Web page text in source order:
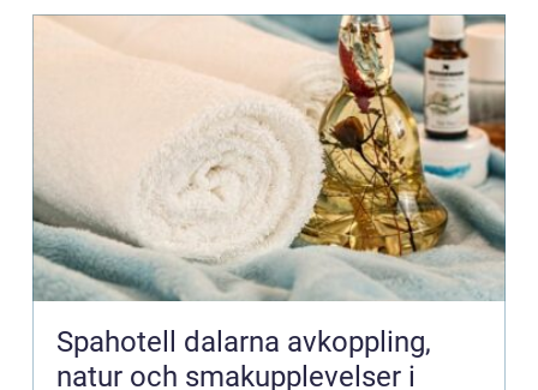
Spahotell dalarna avkoppling,
natur och smakupplevelser i